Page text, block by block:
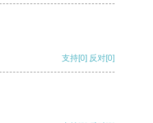
支持[0] 反对[0]